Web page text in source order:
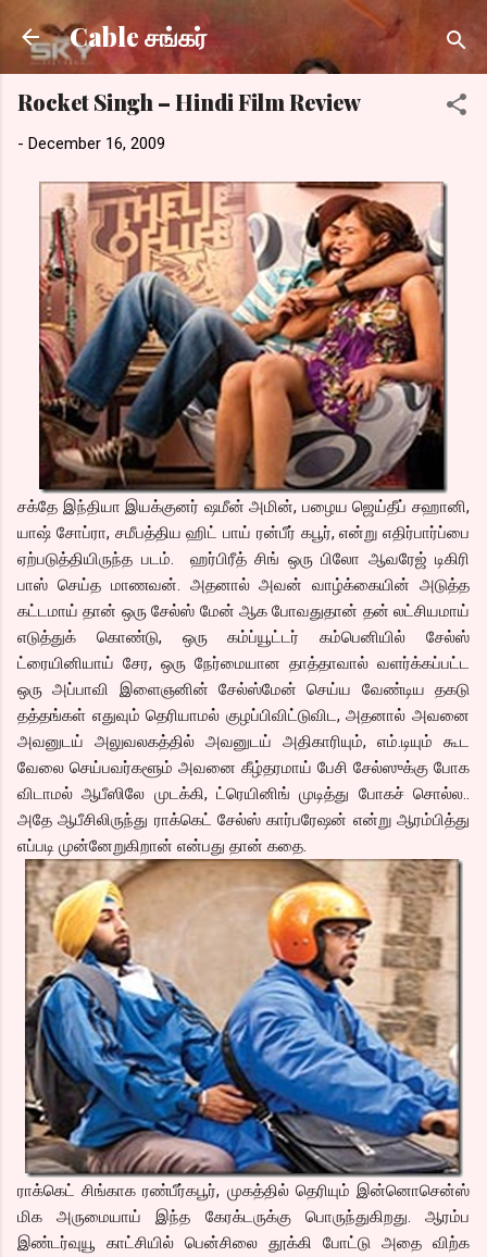
Skip to main content
Cable சங்கர்
Rocket Singh – Hindi Film Review
- December 16, 2009
சக்தே இந்தியா இயக்குனர் ஷமீன் அமின், பழைய ஜெய்தீப் சஹானி,
யாஷ் சோப்ரா, சமீபத்திய ஹிட் பாய் ரன்பீர் கபூர், என்று எதிர்பார்ப்பை
ஏற்படுத்தியிருந்த படம். ஹர்பிரீத் சிங் ஒரு பிலோ ஆவரேஜ் டிகிரி
பாஸ் செய்த மாணவன். அதனால் அவன் வாழ்க்கையின் அடுத்த
கட்டமாய் தான் ஒரு சேல்ஸ் மேன் ஆக போவதுதான் தன் லட்சியமாய்
எடுத்துக் கொண்டு, ஒரு கம்ப்யூட்டர் கம்பெனியில் சேல்ஸ்
ட்ரையினியாய் சேர, ஒரு நேர்மையான தாத்தாவால் வளர்க்கப்பட்ட
ஒரு அப்பாவி இளைஞனின் சேல்ஸ்மேன் செய்ய வேண்டிய தகடு
தத்தங்கள் எதுவும் தெரியாமல் குழப்பிவிட்டுவிட, அதனால் அவனை
அவனுடய் அலுவலகத்தில் அவனுடய் அதிகாரியும், எம்.டியும் கூட
வேலை செய்பவர்களூம் அவனை கீழ்தரமாய் பேசி சேல்ஸுக்கு போக
விடாமல் ஆபீஸிலே முடக்கி, ட்ரெயினிங் முடித்து போகச் சொல்ல..
அதே ஆபீசிலிருந்து ராக்கெட் சேல்ஸ் கார்பரேஷன் என்று ஆரம்பித்து
எப்படி முன்னேறுகிறான் என்பது தான் கதை.
ராக்கெட் சிங்காக ரண்பீர்கபூர், முகத்தில் தெரியும் இன்னொசென்ஸ்
மிக அருமையாய் இந்த கேரக்டருக்கு பொருந்துகிறது. ஆரம்ப
இண்டர்வுயூ காட்சியில் பென்சிலை தூக்கி போட்டு அதை விற்க